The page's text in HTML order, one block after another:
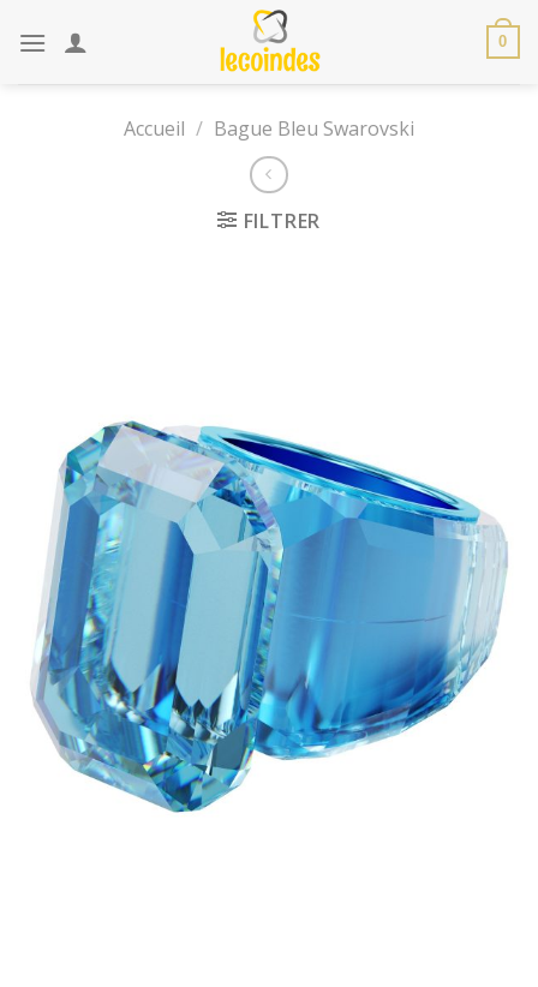
0
Accueil / Bague Bleu Swarovski
FILTRER